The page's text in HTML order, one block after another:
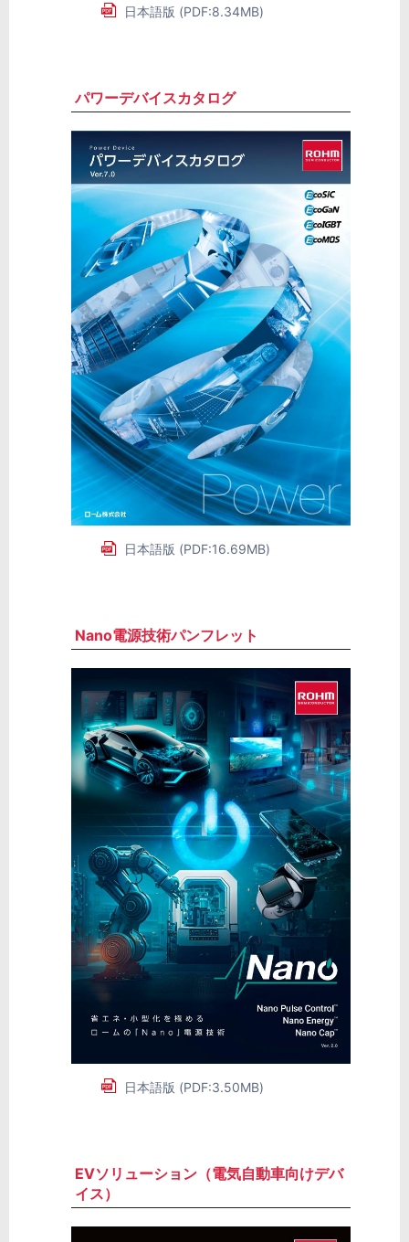
日本語版 (PDF:8.34MB)
パワーデバイスカタログ
日本語版 (PDF:16.69MB)
Nano電源技術パンフレット
日本語版 (PDF:3.50MB)
EVソリューション（電気自動車向けデバ
イス）